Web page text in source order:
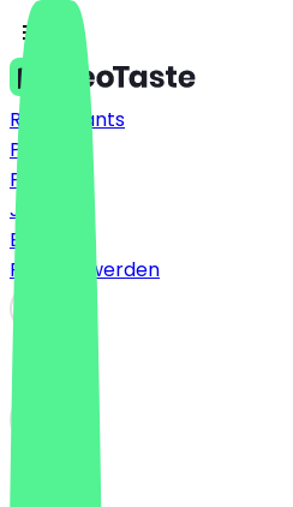
Restaurants
Preise
FAQ
Jobs
Blog
Partner werden